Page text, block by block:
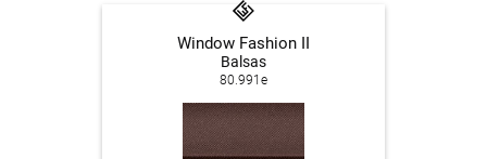
Window Fashion II
Balsas
80.991e